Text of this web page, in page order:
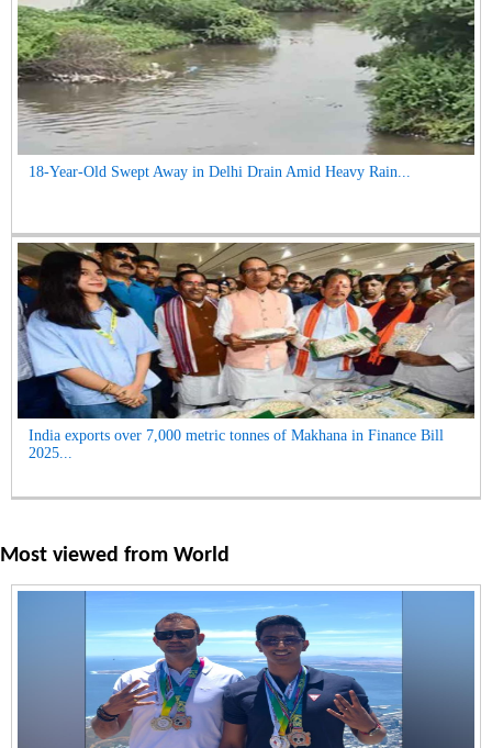
18-Year-Old Swept Away in Delhi Drain Amid Heavy Rain...
India exports over 7,000 metric tonnes of Makhana in Finance Bill
2025...
Most viewed from World